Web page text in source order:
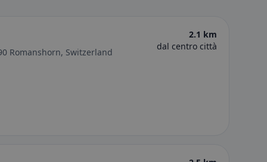
Romanshorn, Switzerland
2.1 km
dal centro città